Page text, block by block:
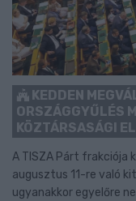
KEDDEN
ORSZÁGGYŰLÉS
KÖZTÁRSASÁGI
A TISZA Párt frakciója
augusztus 11-re való
ugyanakkor egyelőre